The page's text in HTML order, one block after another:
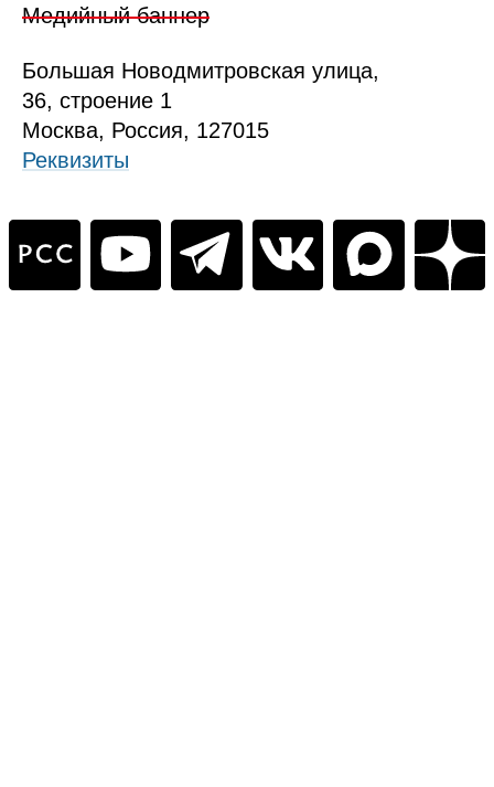
Медийный баннер
Большая Новодмитровская улица,
36, строение 1
Москва, Россия, 127015
Реквизиты